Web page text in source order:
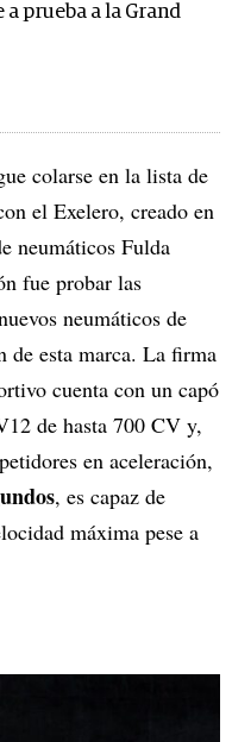
a prueba a la Grand
colarse en la lista de
el Exelero, creado en
neumáticos Fulda
fue probar las
neumáticos de
de esta marca. La firma
cuenta con un capó
de hasta 700 CV y,
en aceleración,
, es capaz de
máxima pese a